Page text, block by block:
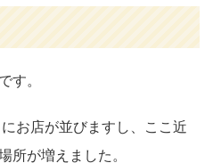
す。
お店が並びますし、ここ近
所が増えました。